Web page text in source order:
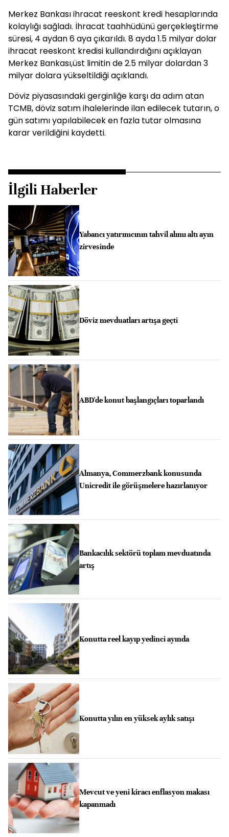
Merkez Bankası ihracat reeskont kredi hesaplarında
kolaylığı sağladı. İhracat taahhüdünü gerçekleştirme
süresi, 4 aydan 6 aya çıkarıldı. 8 ayda 1.5 milyar dolar
ihracat reeskont kredisi kullandırdığını açıklayan
Merkez Bankası,üst limitin de 2.5 milyar dolardan 3
milyar dolara yükseltildiği açıklandı.
Döviz piyasasındaki gerginliğe karşı da adım atan
TCMB, döviz satım ihalelerinde ilan edilecek tutarın, o
gün satımı yapılabilecek en fazla tutar olmasına
karar verildiğini kaydetti.
İlgili Haberler
Yabancı yatırımcının tahvil alımı altı ayın
zirvesinde
Döviz mevduatları artışa geçti
ABD'de konut başlangıçları toparlandı
Almanya, Commerzbank konusunda
Unicredit ile görüşmelere hazırlanıyor
Bankacılık sektörü toplam mevduatında
artış
Konutta reel kayıp yedinci ayında
Konutta yılın en yüksek aylık satışı
Mevcut ve yeni kiracı enflasyon makası
kapanmadı